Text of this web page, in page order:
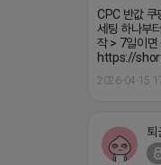
CPC 반값 쿠
세팅 하나부
작 > 7일이면
https://
2026-04-15
퇴